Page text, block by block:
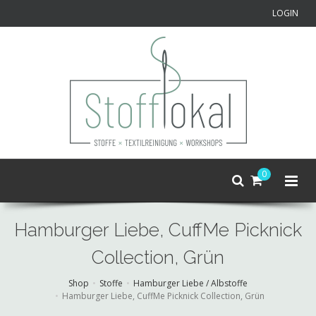
LOGIN
0
Hamburger Liebe, CuffMe Picknick
Collection, Grün
Shop Stoffe
Hamburger Liebe / Albstoffe
Hamburger Liebe, CuffMe Picknick Collection, Grün